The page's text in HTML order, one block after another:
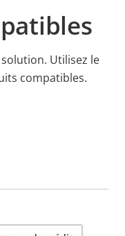
Utilisez le
compatibles.